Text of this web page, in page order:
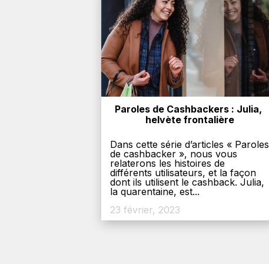
Paroles de Cashbackers : Julia,
helvète frontalière
Dans cette série d’articles « Paroles
de cashbacker », nous vous
relaterons les histoires de
différents utilisateurs, et la façon
dont ils utilisent le cashback. Julia,
la quarentaine, est...
23 février, 2023